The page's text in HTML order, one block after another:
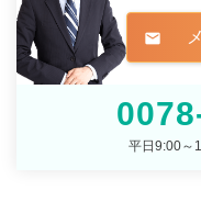
mail
平日9:00～